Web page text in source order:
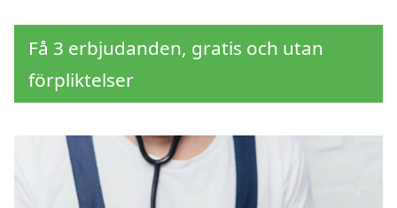
Få 3 erbjudanden, gratis och utan
förpliktelser